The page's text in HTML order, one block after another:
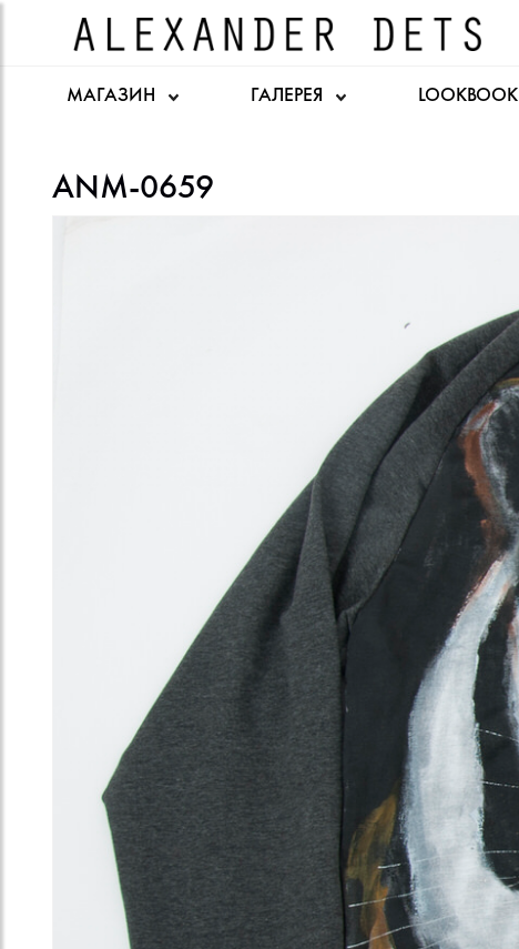
МАГАЗИН ГАЛЕРЕЯ LOOKBOOK
ANM-0659